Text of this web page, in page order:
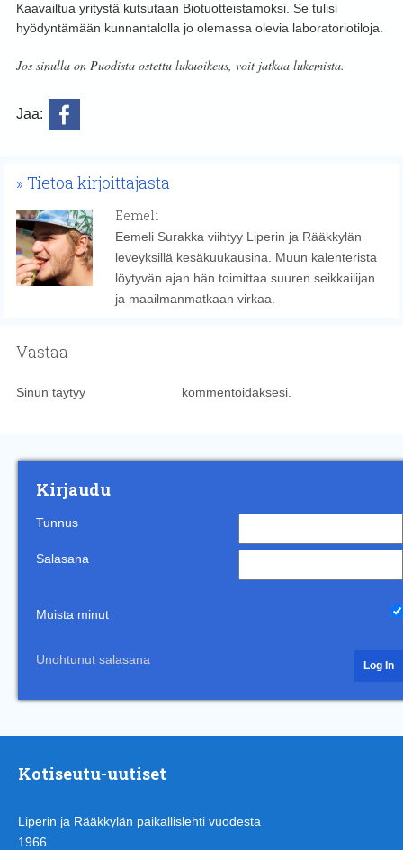
Kaavailtua yritystä kutsutaan Biotuotteistamoksi. Se tulisi
hyödyntämään kunnantalolla jo olemassa olevia laboratoriotiloja.
Jos sinulla on Puodista ostettu lukuoikeus, voit jatkaa lukemista.
Jaa:
Tietoa kirjoittajasta
Eemeli
Eemeli Surakka viihtyy Liperin ja Rääkkylän
leveyksillä kesäkuukausina. Muun kalenterista
löytyvän ajan hän toimittaa suuren seikkailijan
ja maailmanmatkaan virkaa.
Vastaa
Sinun täytyy kommentoidaksesi.
Kirjaudu
Tunnus
Salasana
Muista minut
Unohtunut salasana
Kotiseutu-uutiset
Liperin ja Rääkkylän paikallislehti vuodesta
1966.